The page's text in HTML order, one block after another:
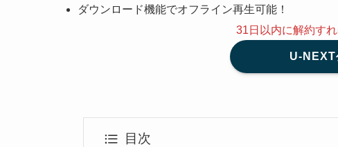
ダウンロード機能でオフライン再生可能！
31日以内に解約す
U-NEXT
目次